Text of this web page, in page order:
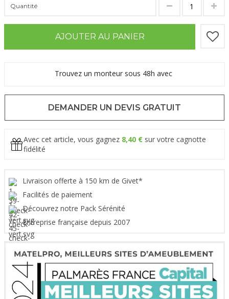
Quantité
AJOUTER AU PANIER
Trouvez un monteur sous 48h avec
DEMANDER UN DEVIS GRATUIT
Avec cet article, vous gagnez 8,40 € sur votre cagnotte
fidélité
Livraison offerte à 150 km de Givet*
Facilités de paiement
Découvrez notre Pack Sérénité
Entreprise française depuis 2007